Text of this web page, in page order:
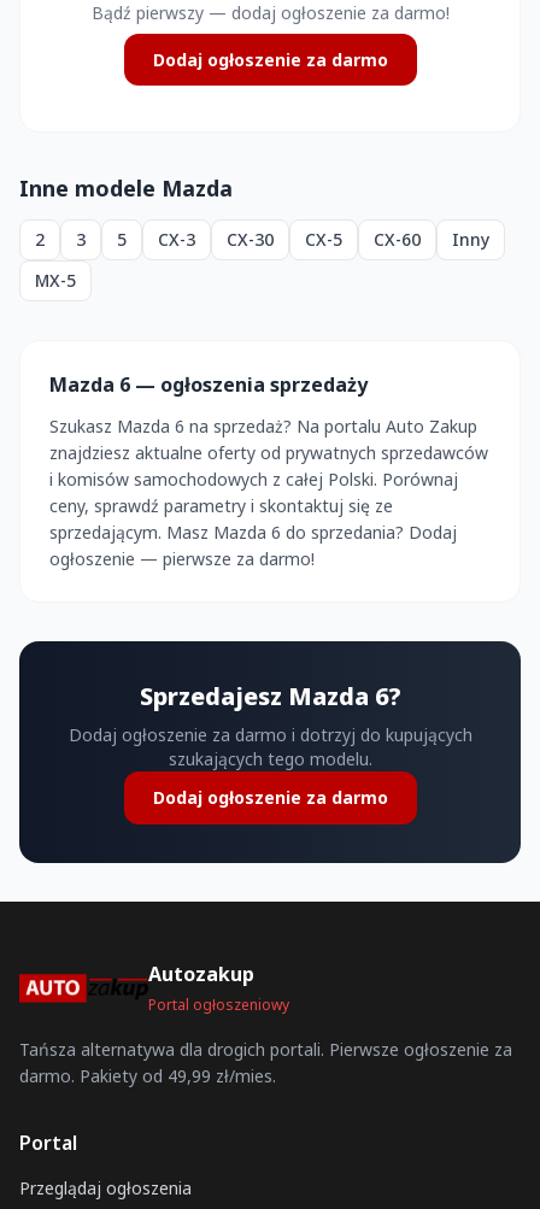
Bądź pierwszy — dodaj ogłoszenie za darmo!
Dodaj ogłoszenie za darmo
Inne modele Mazda
2 3 5 CX-3 CX-30 CX-5 CX-60
Inny
MX-5
Mazda 6 — ogłoszenia sprzedaży
Szukasz Mazda 6 na sprzedaż? Na portalu Auto Zakup
znajdziesz aktualne oferty od prywatnych sprzedawców
i komisów samochodowych z całej Polski. Porównaj
ceny, sprawdź parametry i skontaktuj się ze
sprzedającym. Masz Mazda 6 do sprzedania? Dodaj
ogłoszenie — pierwsze za darmo!
Sprzedajesz Mazda 6?
Dodaj ogłoszenie za darmo i dotrzyj do kupujących
szukających tego modelu.
Dodaj ogłoszenie za darmo
Autozakup
Portal ogłoszeniowy
Tańsza alternatywa dla drogich portali. Pierwsze ogłoszenie za
darmo. Pakiety od 49,99 zł/mies.
Portal
Przeglądaj ogłoszenia